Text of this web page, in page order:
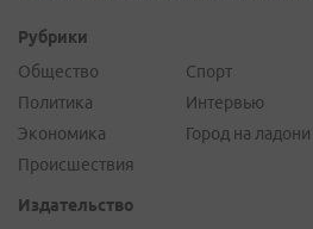
Рубрики
Общество
Политика
Экономика
Происшествия
Спорт
Интервью
Город на ладони
Издательство